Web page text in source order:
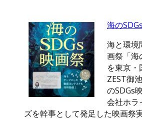
海の
海と環境
画祭「海
を東京・
ZEST御
のSDGs
会社ホラ
ズを幹事として発足した映画祭